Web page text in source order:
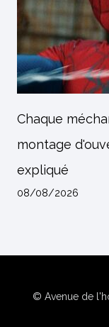
Chaque
montage
expliqué
08/08/2026
© Avenue de